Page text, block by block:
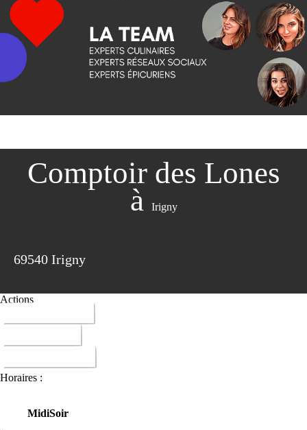
Comptoir des Lones
à
Irigny
69540 Irigny
Actions
Horaires :
MidiSoir